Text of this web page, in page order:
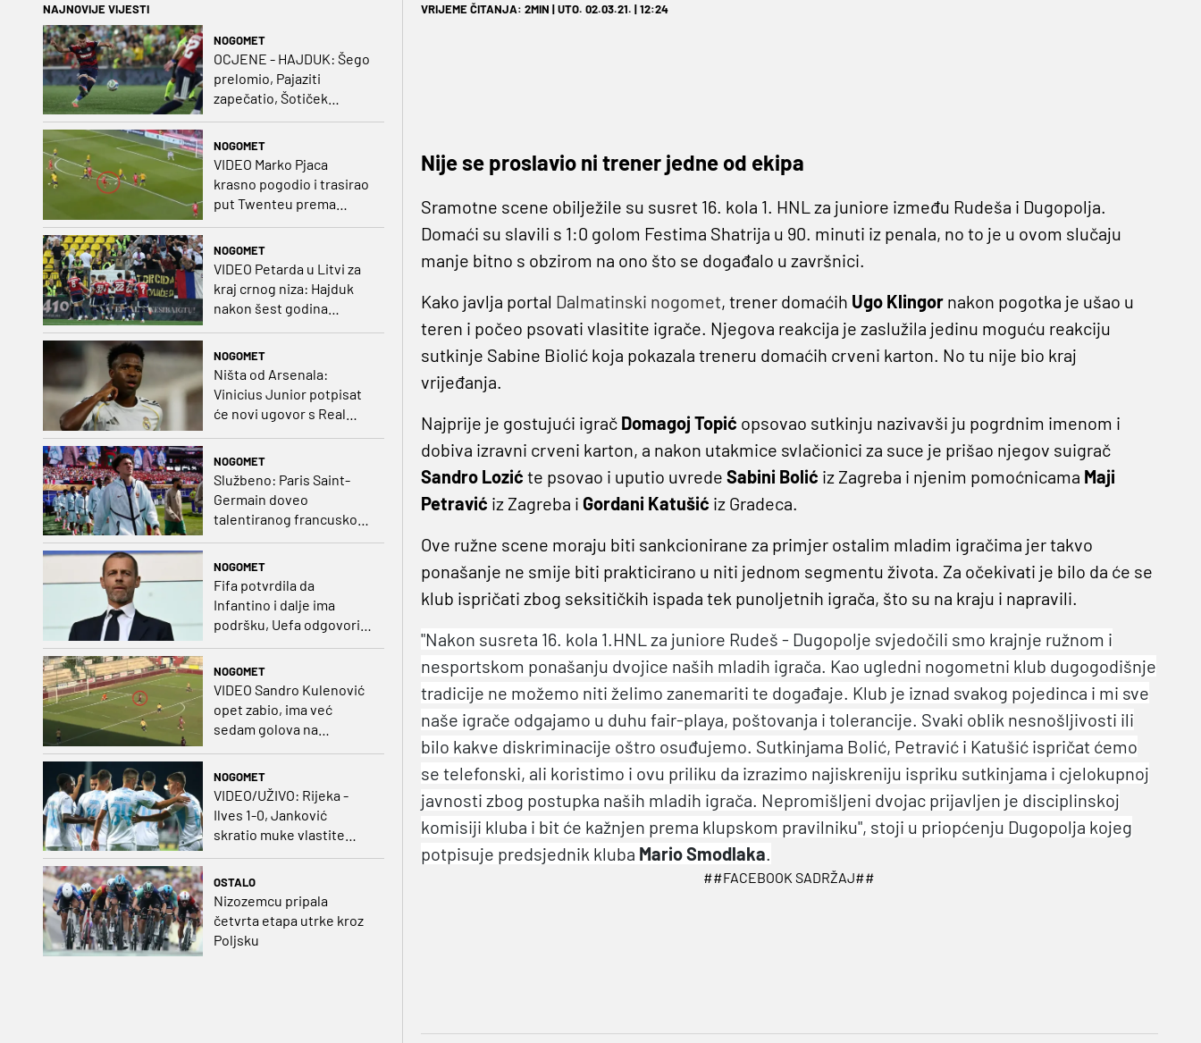
NAJNOVIJE VIJESTI
NOGOMET
OCJENE - HAJDUK: Šego
prelomio, Pajaziti
zapečatio, Šotiček
oduševio u predstavi
NOGOMET
VIDEO Marko Pjaca
krasno pogodio i trasirao
put Twenteu prema
NOGOMET
VIDEO Petarda u Litvi za
kraj crnog niza: Hajduk
nakon šest godina
NOGOMET
Ništa od Arsenala:
Vinicius Junior potpisat
će novi ugovor s Real
NOGOMET
Službeno: Paris Saint-
Germain doveo
talentiranog francuskog
ofenzivca iz Monaca
NOGOMET
Fifa potvrdila da
Infantino i dalje ima
podršku, Uefa odgovorila
NOGOMET
VIDEO Sandro Kulenović
opet zabio, ima već
sedam golova na
NOGOMET
VIDEO/UŽIVO: Rijeka -
Ilves 1-0, Janković
skratio muke vlastite
momčadi i bombom
OSTALO
Nizozemcu pripala
četvrta etapa utrke kroz
Poljsku
VRIJEME ČITANJA: 2MIN | UTO. 02.03.21. | 12:24
Nije se proslavio ni trener jedne od ekipa
Sramotne scene obilježile su susret 16. kola 1. HNL za juniore između Rudeša i Dugopolja.
Domaći su slavili s 1:0 golom Festima Shatrija u 90. minuti iz penala, no to je u ovom slučaju
manje bitno s obzirom na ono što se događalo u završnici.
Kako javlja portal Dalmatinski nogomet, trener domaćih Ugo Klingor nakon pogotka je ušao u
teren i počeo psovati vlasitite igrače. Njegova reakcija je zaslužila jedinu moguću reakciju
sutkinje Sabine Biolić koja pokazala treneru domaćih crveni karton. No tu nije bio kraj
vrijeđanja.
Najprije je gostujući igrač Domagoj Topić opsovao sutkinju nazivavši ju pogrdnim imenom i
dobiva izravni crveni karton, a nakon utakmice svlačionici za suce je prišao njegov suigrač
Sandro Lozić te psovao i uputio uvrede Sabini Bolić iz Zagreba i njenim pomoćnicama Maji
Petravić iz Zagreba i Gordani Katušić iz Gradeca.
Ove ružne scene moraju biti sankcionirane za primjer ostalim mladim igračima jer takvo
ponašanje ne smije biti prakticirano u niti jednom segmentu života. Za očekivati je bilo da će se
klub ispričati zbog seksitičkih ispada tek punoljetnih igrača, što su na kraju i napravili.
"Nakon susreta 16. kola 1.HNL za juniore Rudeš - Dugopolje svjedočili smo krajnje ružnom i
nesportskom ponašanju dvojice naših mladih igrača. Kao ugledni nogometni klub dugogodišnje
tradicije ne možemo niti želimo zanemariti te događaje. Klub je iznad svakog pojedinca i mi sve
naše igrače odgajamo u duhu fair-playa, poštovanja i tolerancije. Svaki oblik nesnošljivosti ili
bilo kakve diskriminacije oštro osuđujemo. Sutkinjama Bolić, Petravić i Katušić ispričat ćemo
se telefonski, ali koristimo i ovu priliku da izrazimo najiskreniju ispriku sutkinjama i cjelokupnoj
javnosti zbog postupka naših mladih igrača. Nepromišljeni dvojac prijavljen je disciplinskoj
komisiji kluba i bit će kažnjen prema klupskom pravilniku", stoji u priopćenju Dugopolja kojeg
potpisuje predsjednik kluba Mario Smodlaka
##FACEBOOK SADRŽAJ##